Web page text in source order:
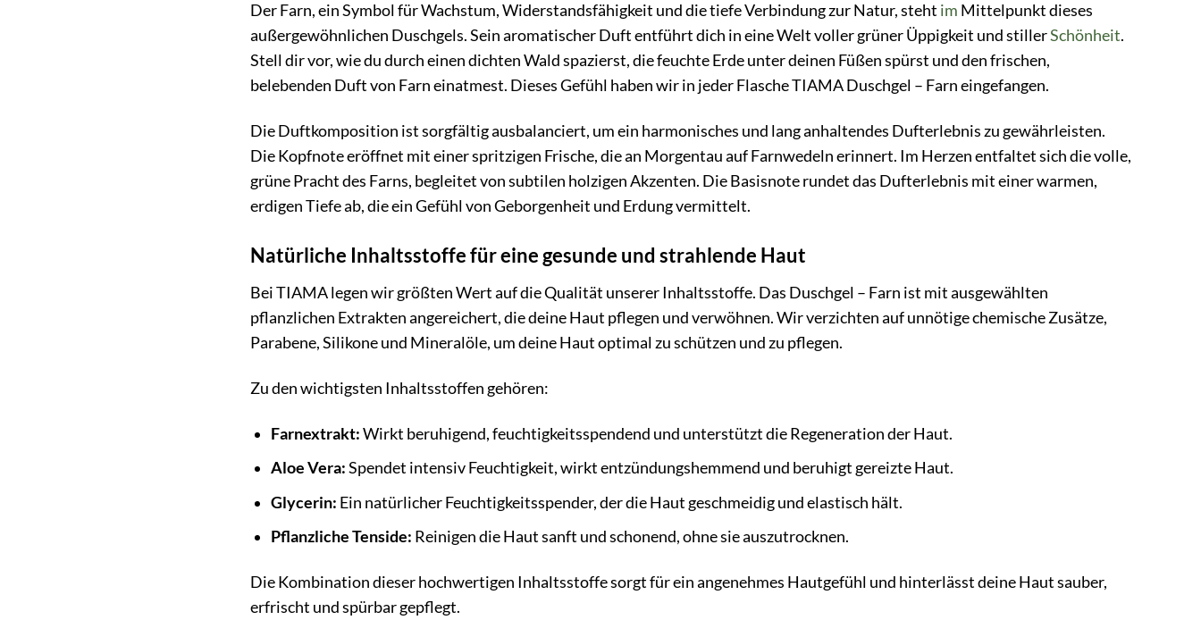
Der Farn, ein Symbol für Wachstum, Widerstandsfähigkeit und die tiefe Verbindung zur Natur, steht im Mittelpunkt dieses
außergewöhnlichen Duschgels. Sein aromatischer Duft entführt dich in eine Welt voller grüner Üppigkeit und stillerSchönheit.
Stell dir vor, wie du durch einen dichten Wald spazierst, die feuchte Erde unter deinen Füßen spürst und den frischen,
belebenden Duft von Farn einatmest. Dieses Gefühl haben wir in jeder Flasche TIAMA Duschgel – Farn eingefangen.
Die Duftkomposition ist sorgfältig ausbalanciert, um ein harmonisches und lang anhaltendes Dufterlebnis zu gewährleisten.
Die Kopfnote eröffnet mit einer spritzigen Frische, die an Morgentau auf Farnwedeln erinnert. Im Herzen entfaltet sich die volle,
grüne Pracht des Farns, begleitet von subtilen holzigen Akzenten. Die Basisnote rundet das Dufterlebnis mit einer warmen,
erdigen Tiefe ab, die ein Gefühl von Geborgenheit und Erdung vermittelt.
Natürliche Inhaltsstoffe für eine gesunde und strahlende Haut
Bei TIAMA legen wir größten Wert auf die Qualität unserer Inhaltsstoffe. Das Duschgel – Farn ist mit ausgewählten
pflanzlichen Extrakten angereichert, die deine Haut pflegen und verwöhnen. Wir verzichten auf unnötige chemische Zusätze,
Parabene, Silikone und Mineralöle, um deine Haut optimal zu schützen und zu pflegen.
Zu den wichtigsten Inhaltsstoffen gehören:
Farnextrakt:Wirkt beruhigend, feuchtigkeitsspendend und unterstützt die Regeneration der Haut.
Aloe Vera:Spendet intensiv Feuchtigkeit, wirkt entzündungshemmend und beruhigt gereizte Haut.
Glycerin: Ein natürlicher Feuchtigkeitsspender, der die Haut geschmeidig und elastisch hält.
Pflanzliche Tenside: Reinigen die Haut sanft und schonend, ohne sie auszutrocknen.
Die Kombination dieser hochwertigen Inhaltsstoffe sorgt für ein angenehmes Hautgefühl und hinterlässt deine Haut sauber,
erfrischt und spürbar gepflegt.